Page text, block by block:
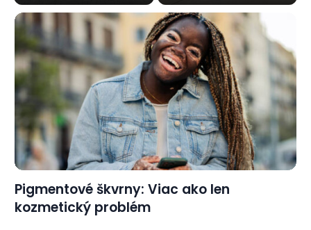
Pigmentové škvrny: Viac ako len
kozmetický problém